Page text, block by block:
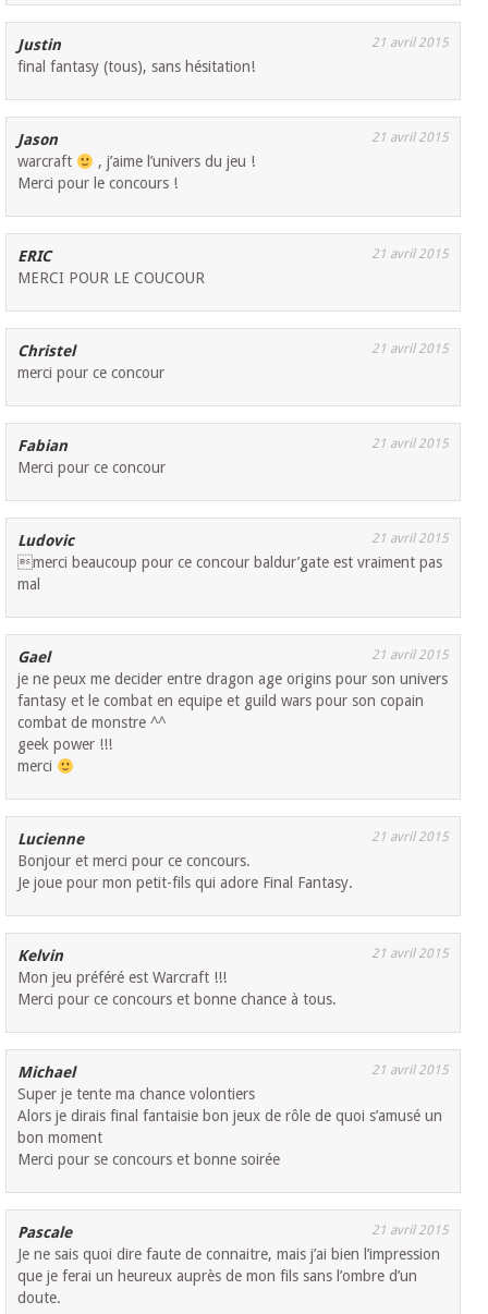
Justin 21 avril 2015
final fantasy (tous), sans hésitation!
Jason 21 avril 2015
warcraft
, j’aime l’univers du jeu !
Merci pour le concours !
ERIC 21 avril 2015
MERCI POUR LE COUCOUR
Christel 21 avril 2015
merci pour ce concour
Fabian 21 avril 2015
Merci pour ce concour
Ludovic 21 avril 2015
merci beaucoup pour ce concour baldur’gate est vraiment pas
mal
Gael 21 avril 2015
je ne peux me decider entre dragon age origins pour son univers
fantasy et le combat en equipe et guild wars pour son copain
combat de monstre ^^
geek power !!!
merci
Lucienne 21 avril 2015
Bonjour et merci pour ce concours.
Je joue pour mon petit-fils qui adore Final Fantasy.
Kelvin 21 avril 2015
Mon jeu préféré est Warcraft !!!
Merci pour ce concours et bonne chance à tous.
Michael 21 avril 2015
Super je tente ma chance volontiers
Alors je dirais final fantaisie bon jeux de rôle de quoi s’amusé un
bon moment
Merci pour se concours et bonne soirée
Pascale 21 avril 2015
Je ne sais quoi dire faute de connaitre, mais j’ai bien l’impression
que je ferai un heureux auprès de mon fils sans l’ombre d’un
doute.